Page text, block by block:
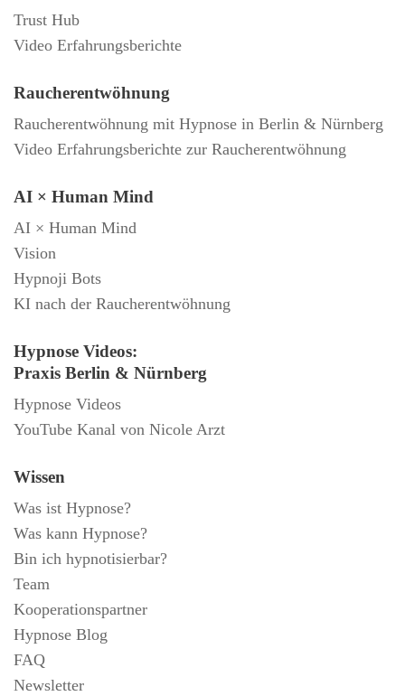
Trust Hub
Video Erfahrungsberichte
Raucherentwöhnung
Raucherentwöhnung mit Hypnose in Berlin & Nürnberg
Video Erfahrungsberichte zur Raucherentwöhnung
AI × Human Mind
AI × Human Mind
Vision
Hypnoji Bots
KI nach der Raucherentwöhnung
Hypnose Videos:
Praxis Berlin & Nürnberg
Hypnose Videos
YouTube Kanal von Nicole Arzt
Wissen
Was ist Hypnose?
Was kann Hypnose?
Bin ich hypnotisierbar?
Team
Kooperationspartner
Hypnose Blog
FAQ
Newsletter